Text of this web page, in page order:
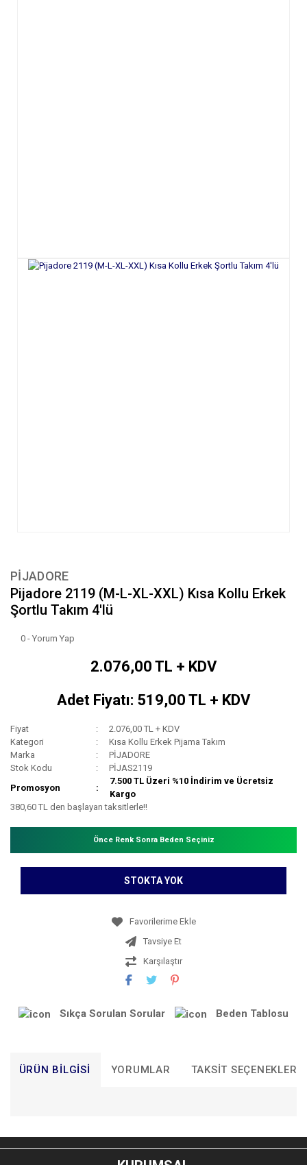
PİJADORE
Pijadore 2119 (M-L-XL-XXL) Kısa Kollu Erkek
Şortlu Takım 4'lü
0 - Yorum Yap
2.076,00 TL + KDV
Adet Fiyatı: 519,00 TL + KDV
Fiyat
2.076,00 TL + KDV
Kategori
Kısa Kollu Erkek Pijama Takım
Marka
PİJADORE
Stok Kodu
PİJAS2119
Promosyon
7.500 TL Üzeri %10 İndirim ve Ücretsiz
Kargo
380,60 TL den başlayan taksitlerle!!
Önce Renk Sonra Beden Seçiniz
STOKTA YOK
Tavsiye Et
Karşılaştır
Sıkça Sorulan Sorular Beden Tablosu
ÜRÜN BILGISI YORUMLAR TAKSIT SEÇENEKLERI
Bu ürünün fiyat bilgisi, resim, ürün açıklamalarında ve diğer
konularda yetersiz gördüğünüz noktaları öneri formunu
kullanarak tarafımıza iletebilirsiniz.